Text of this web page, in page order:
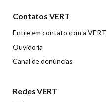
Contatos VERT
Entre em contato com a VERT
Ouvidoria
Canal de denúncias
Redes VERT